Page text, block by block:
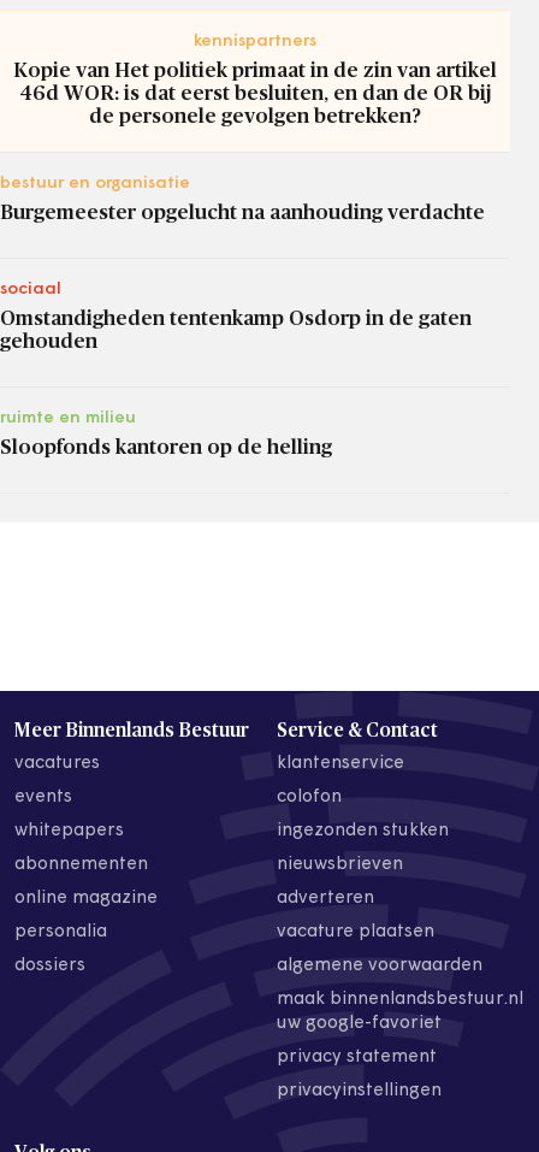
kennispartners
Kopie van Het politiek primaat in de zin van artikel
46d WOR: is dat eerst besluiten, en dan de OR bij
de personele gevolgen betrekken?
bestuur en organisatie
Burgemeester opgelucht na aanhouding verdachte
sociaal
Omstandigheden tentenkamp Osdorp in de gaten
gehouden
ruimte en milieu
Sloopfonds kantoren op de helling
Meer Binnenlands Bestuur
vacatures
events
whitepapers
abonnementen
online magazine
personalia
dossiers
Service & Contact
klantenservice
colofon
ingezonden stukken
nieuwsbrieven
adverteren
vacature plaatsen
algemene voorwaarden
maak binnenlandsbestuur.nl
uw google-favoriet
privacy statement
privacyinstellingen